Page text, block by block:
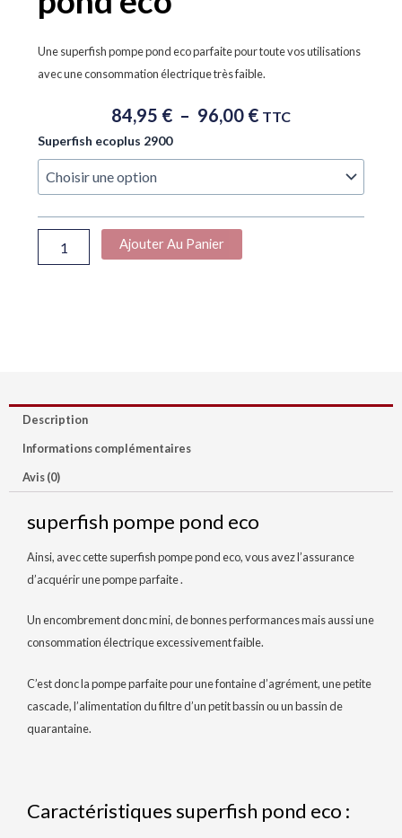
Une superfish pompe pond eco parfaite pour toute vos utilisations
avec une consommation électrique très faible.
84,95 € – 96,00 €Plage
Prix :
À
96,00 €
TTC
Superfish ecoplus 2900
quantité
de
superfish
pompe
eco
Ajouter Au Panier
Description
Informations complémentaires
Avis (0)
superfish pompe pond eco
Ainsi, avec cette superfish pompe pond eco, vous avez l’assurance
d’acquérir une pompe parfaite .
Un encombrement donc mini, de bonnes performances mais aussi une
consommation électrique excessivement faible.
C’est donc la pompe parfaite pour une fontaine d’agrément, une petite
cascade, l’alimentation du filtre d’un petit bassin ou un bassin de
quarantaine.
Caractéristiques superfish pond eco :